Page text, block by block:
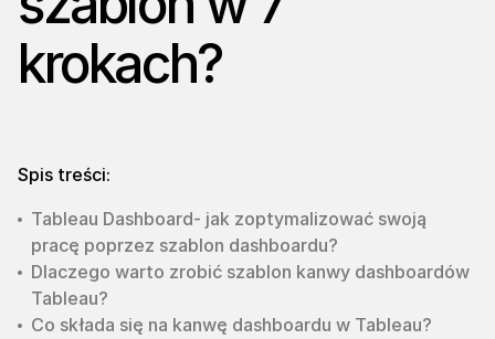
krokach?
Spis treści:
Tableau Dashboard- jak zoptymalizować swoją
pracę poprzez szablon dashboardu?
Dlaczego warto zrobić szablon kanwy dashboardów
Tableau?
Co składa się na kanwę dashboardu w Tableau?